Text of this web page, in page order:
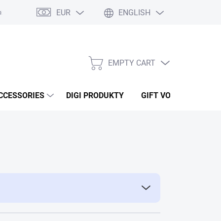
Podmínky ochrany osobních údajů Osobní odběr
EUR ENGLISH
SHOPPING
EMPTY CART
DIGI PRODUKTY GIFT VOUCHERS